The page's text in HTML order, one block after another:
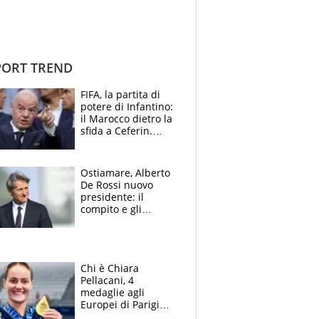
TREND
FIFA, la partita di
potere di Infantino:
il Marocco dietro la
sfida a Ceferin.
squadre, l’ira di Figo
Ostiamare, Alberto
De Rossi nuovo
presidente: il
compito e gli
Chi è Chiara
Pellacani, 4
medaglie agli
Europei di Parigi